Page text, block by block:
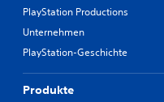
PlayStation Productions
Unternehmen
PlayStation-Geschichte
Produkte